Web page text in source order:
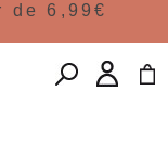
de 6,99€